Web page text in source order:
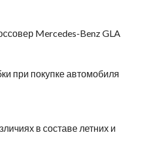
Mercedes-Benz GLA
при покупке автомобиля
в составе летних и